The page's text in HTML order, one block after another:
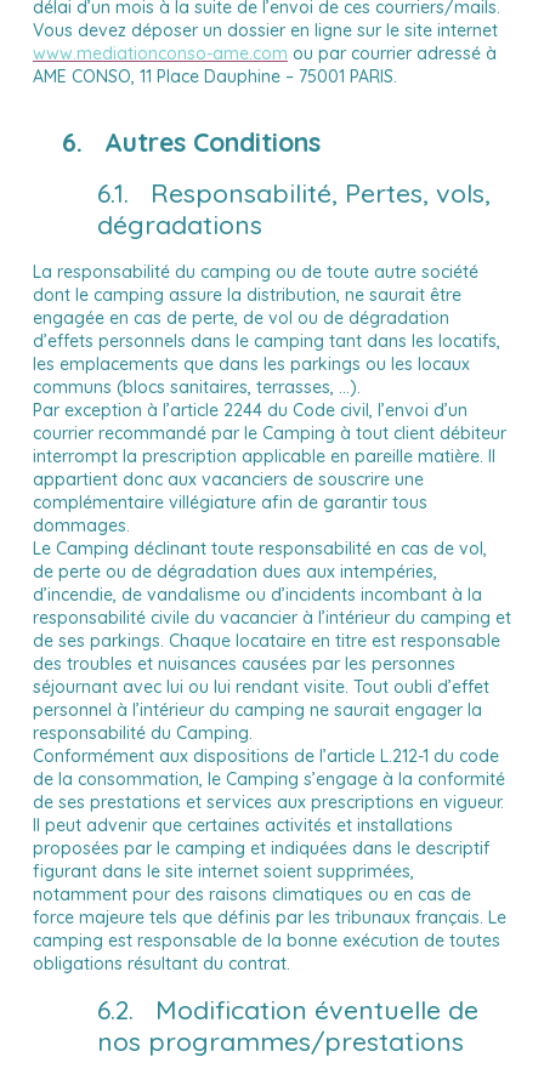
délai d’un mois à la suite de l’envoi de ces courriers/mails.
Vous devez déposer un dossier en ligne sur le site internet
www.mediationconso-ame.com ou par courrier adressé à
AME CONSO, 11 Place Dauphine – 75001 PARIS.
6. Autres Conditions
6.1. Responsabilité, Pertes, vols,
dégradations
La responsabilité du camping ou de toute autre société
dont le camping assure la distribution, ne saurait être
engagée en cas de perte, de vol ou de dégradation
d’effets personnels dans le camping tant dans les locatifs,
les emplacements que dans les parkings ou les locaux
communs (blocs sanitaires, terrasses, …).
Par exception à l’article 2244 du Code civil, l’envoi d’un
courrier recommandé par le Camping à tout client débiteur
interrompt la prescription applicable en pareille matière. Il
appartient donc aux vacanciers de souscrire une
complémentaire villégiature afin de garantir tous
dommages.
Le Camping déclinant toute responsabilité en cas de vol,
de perte ou de dégradation dues aux intempéries,
d’incendie, de vandalisme ou d’incidents incombant à la
responsabilité civile du vacancier à l’intérieur du camping et
de ses parkings. Chaque locataire en titre est responsable
des troubles et nuisances causées par les personnes
séjournant avec lui ou lui rendant visite. Tout oubli d’effet
personnel à l’intérieur du camping ne saurait engager la
responsabilité du Camping.
Conformément aux dispositions de l’article L.212-1 du code
de la consommation, le Camping s’engage à la conformité
de ses prestations et services aux prescriptions en vigueur.
Il peut advenir que certaines activités et installations
proposées par le camping et indiquées dans le descriptif
figurant dans le site internet soient supprimées,
notamment pour des raisons climatiques ou en cas de
force majeure tels que définis par les tribunaux français. Le
camping est responsable de la bonne exécution de toutes
obligations résultant du contrat.
6.2. Modification éventuelle de
nos programmes/prestations